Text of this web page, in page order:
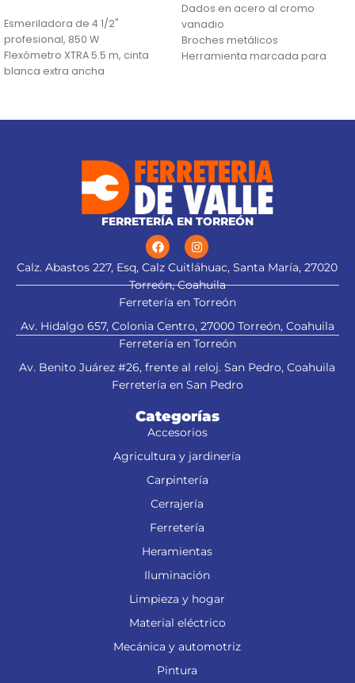
Esmeriladora de 4 1/2"
profesional, 850 W
Flexómetro XTRA 5.5 m, cinta
blanca extra ancha
alt="Aplica a
esmeriladora" title="Aplica a
esmeriladora">
Dados en acero al cromo
vanadio
Broches metálicos
Herramienta marcada para
FERRETERÍA EN TORREÓN
Calz. Abastos 227, Esq, Calz Cuitláhuac, Santa María, 27020
Torreón, Coahuila
Ferretería en Torreón
Av. Hidalgo 657, Colonia Centro, 27000 Torreón, Coahuila
Ferretería en Torreón
Av. Benito Juárez #26, frente al reloj. San Pedro, Coahuila
Ferretería en San Pedro
Categorías
Accesorios
Agricultura y jardinería
Carpintería
Cerrajería
Ferretería
Heramientas
Iluminación
Limpieza y hogar
Material eléctrico
Mecánica y automotriz
Pintura